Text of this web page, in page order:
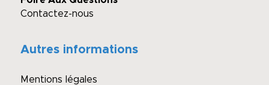
Contactez-nous
Autres informations
Mentions légales